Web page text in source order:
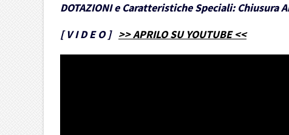
DOTAZIONI e Caratteristiche Speciali: Chiusura
[V I D E O] >> APRILO SU YOUTUBE <<